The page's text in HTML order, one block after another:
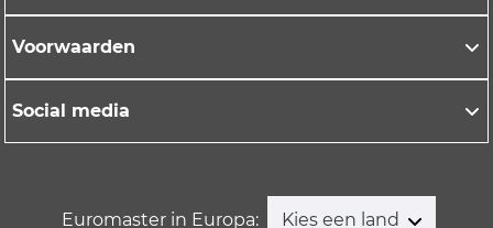
Voorwaarden
Social media
Euromaster in Europa: Kies een land